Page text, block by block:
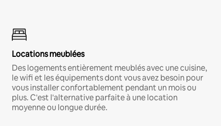
Locations meublées
Des logements entièrement meublés avec une cuisine,
le wifi et les équipements dont vous avez besoin pour
vous installer confortablement pendant un mois ou
plus. C'est l'alternative parfaite à une location
moyenne ou longue durée.